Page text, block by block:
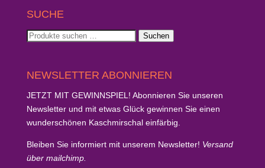
SUCHE
Suchen
Suchen
NEWSLETTER ABONNIEREN
JETZT MIT GEWINNSPIEL! Abonnieren Sie unseren
Newsletter und mit etwas Glück gewinnen Sie einen
wunderschönen Kaschmirschaleinfärbig.
Bleiben Sie informiert mit unserem Newsletter! Versand
über mailchimp.